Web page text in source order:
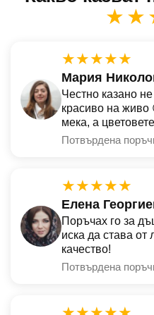
★★★★★
Мария
Честно казано
красиво на живо
мека, а
Потвърдена
★★★★★
Елена
Поръчах го за
иска да става
качество!
Потвърдена